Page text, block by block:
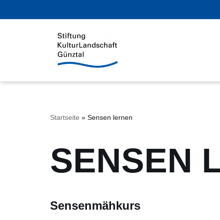
Startseite » Sensen lernen
SENSEN
Sensenmähkurs